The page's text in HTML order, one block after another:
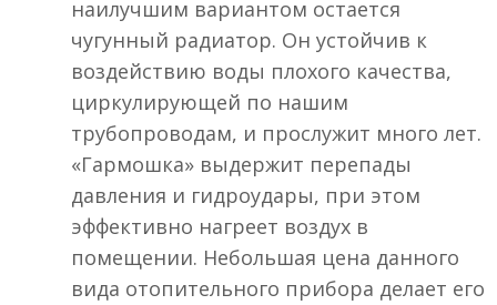
наилучшим вариантом остается
чугунный радиатор. Он устойчив к
воздействию воды плохого качества,
циркулирующей по нашим
трубопроводам, и прослужит много лет.
«Гармошка» выдержит перепады
давления и гидроудары, при этом
эффективно нагреет воздух в
помещении. Небольшая цена данного
вида отопительного прибора делает его